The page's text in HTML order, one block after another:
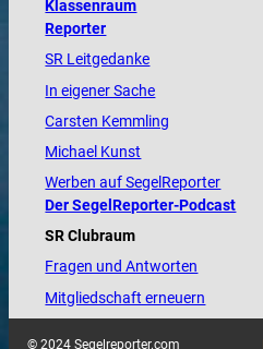
Klassenraum
Reporter
SR Leitgedanke
In eigener Sache
Carsten Kemmling
Michael Kunst
Werben auf SegelReporter
Der SegelReporter-Podcast
SR Clubraum
Fragen und Antworten
Mitgliedschaft erneuern
© 2024 Segelreporter.com